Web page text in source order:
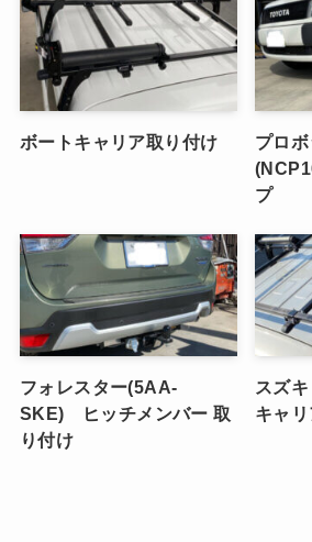
ボートキャリア取り付け
プロ
プ
フォレスター(5AA-
SKE) ヒッチメンバー 取
り付け
スズ
キャ